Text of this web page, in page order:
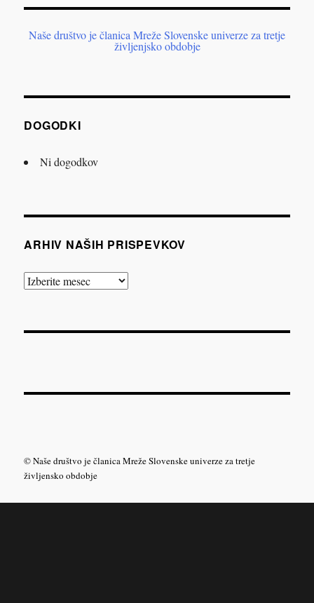
Naše društvo je članica Mreže Slovenske univerze za tretje
življenjsko obdobje
DOGODKI
Ni dogodkov
ARHIV NAŠIH PRISPEVKOV
Arhiv
© Naše društvo je članica Mreže Slovenske univerze za tretje
življensko obdobje